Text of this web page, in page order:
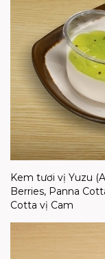
Kem tươi vị Yuzu
Berries, Panna
Cotta vị Cam